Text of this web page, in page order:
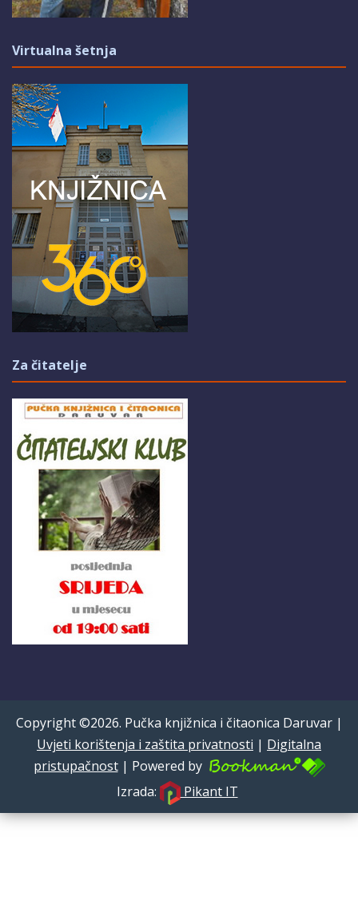
Virtualna šetnja
Za čitatelje
Copyright ©2026. Pučka knjižnica i čitaonica Daruvar |
Uvjeti korištenja i zaštita privatnosti | Digitalna
pristupačnost| Powered by
Izrada:
Pikant IT